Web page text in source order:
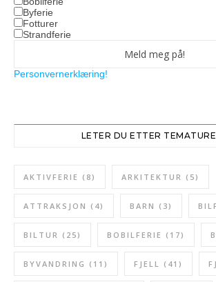
Byferie
Fotturer
Strandferie
Personvernerklæring!
LETER DU ETTER
AKTIVFERIE (8) ARKITEKTUR (5)
ATTRAKSJON (4) BARN (3)
BILTUR (25) BOBILFERIE (17)
BYVANDRING (11) FJELL (41)